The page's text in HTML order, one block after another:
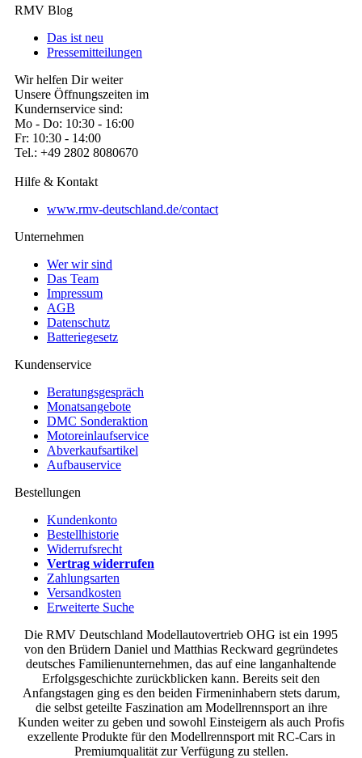
RMV Blog
Das ist neu
Pressemitteilungen
Wir helfen Dir weiter
Unsere Öffnungszeiten im
Kundernservice sind:
Mo - Do: 10:30 - 16:00
Fr: 10:30 - 14:00
Tel.: +49 2802 8080670
Hilfe & Kontakt
www.rmv-deutschland.de/contact
Unternehmen
Wer wir sind
Das Team
Impressum
AGB
Datenschutz
Batteriegesetz
Kundenservice
Beratungsgespräch
Monatsangebote
DMC Sonderaktion
Motoreinlaufservice
Abverkaufsartikel
Aufbauservice
Bestellungen
Kundenkonto
Bestellhistorie
Widerrufsrecht
Vertrag widerrufen
Zahlungsarten
Versandkosten
Erweiterte Suche
Die RMV Deutschland Modellautovertrieb OHG ist ein 1995
von den Brüdern Daniel und Matthias Reckward gegründetes
deutsches Familienunternehmen, das auf eine langanhaltende
Erfolgsgeschichte zurückblicken kann. Bereits seit den
Anfangstagen ging es den beiden Firmeninhabern stets darum,
die selbst geteilte Faszination am Modellrennsport an ihre
Kunden weiter zu geben und sowohl Einsteigern als auch Profis
exzellente Produkte für den Modellrennsport mit RC-Cars in
Premiumqualität zur Verfügung zu stellen.